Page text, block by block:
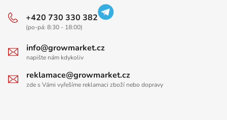
+420 730 330 382
(po-pá: 8:30 - 18:00)
info@growmarket.cz
napište nám kdykoliv
reklamace@growmarket.cz
zde s Vámi vyřešíme reklamaci zboží nebo dopravy